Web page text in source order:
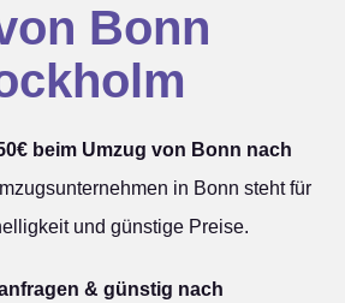
Bonn
beim Umzug von Bonn nach
in Bonn steht für
und günstige Preise.
& günstig nach